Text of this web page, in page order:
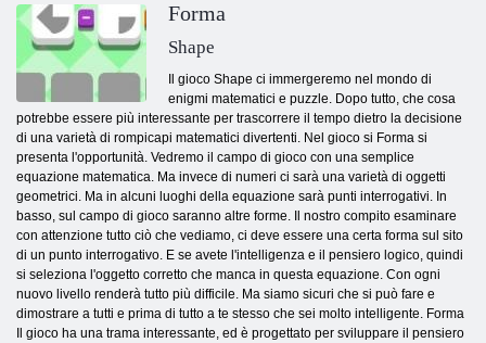
Forma
Shape
Il gioco Shape ci immergeremo nel mondo di
enigmi matematici e puzzle. Dopo tutto, che cosa
potrebbe essere più interessante per trascorrere il tempo dietro la decisione
di una varietà di rompicapi matematici divertenti. Nel gioco si Forma si
presenta l'opportunità. Vedremo il campo di gioco con una semplice
equazione matematica. Ma invece di numeri ci sarà una varietà di oggetti
geometrici. Ma in alcuni luoghi della equazione sarà punti interrogativi. In
basso, sul campo di gioco saranno altre forme. Il nostro compito esaminare
con attenzione tutto ciò che vediamo, ci deve essere una certa forma sul sito
di un punto interrogativo. E se avete l'intelligenza e il pensiero logico, quindi
si seleziona l'oggetto corretto che manca in questa equazione. Con ogni
nuovo livello renderà tutto più difficile. Ma siamo sicuri che si può fare e
dimostrare a tutti e prima di tutto a te stesso che sei molto intelligente. Forma
Il gioco ha una trama interessante, ed è progettato per sviluppare il pensiero